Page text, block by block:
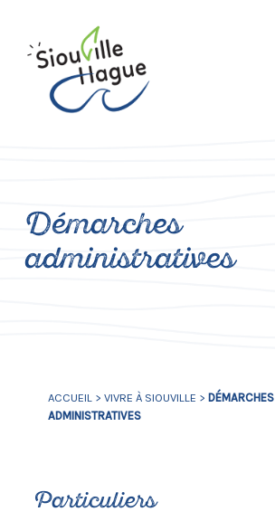
Démarches
administratives
ACCUEIL > VIVRE À SIOUVILLE > DÉMARCHES
ADMINISTRATIVES
Particuliers